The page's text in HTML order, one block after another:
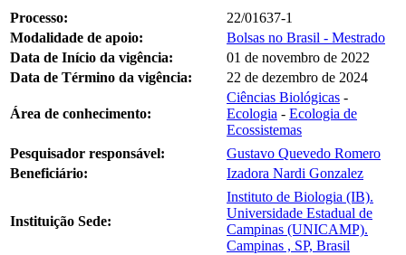
Processo:
22/01637-1
Modalidade de apoio:
Bolsas no Brasil - Mestrado
Data de Início da vigência:
01 de novembro de 2022
Data de Término da vigência:
22 de dezembro de 2024
Área de conhecimento:
Ciências Biológicas -
Ecologia - Ecologia de
Ecossistemas
Pesquisador responsável:
Gustavo Quevedo Romero
Beneficiário:
Izadora Nardi Gonzalez
Instituição Sede:
Instituto de Biologia (IB).
Universidade Estadual de
Campinas (UNICAMP).
Campinas , SP, Brasil